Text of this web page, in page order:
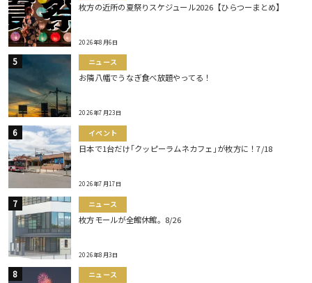
枚方の近所の夏祭りスケジュール2026【ひらつーまとめ】
2026年8月6日
ニュース
お隣八幡でうなぎ食べ放題やってる！
2026年7月23日
イベント
日本で1台だけ｢クッピーラムネカフェ｣が枚方に！7/18
2026年7月17日
ニュース
枚方モールが全館休館。8/26
2026年8月3日
ニュース